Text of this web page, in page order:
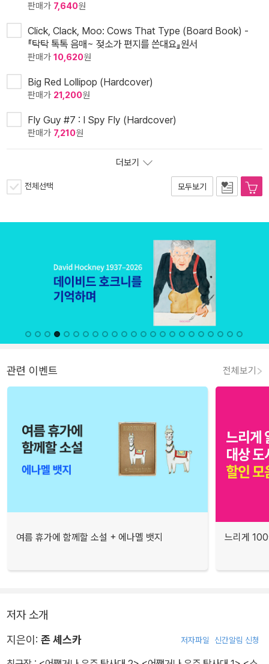
판매가 7,640원
Click, Clack, Moo: Cows That Type (Board Book) -
『탁탁 톡톡 음매~ 젖소가 편지를 쓴대요』원서
판매가 10,620원
Big Red Lollipop (Hardcover)
판매가 21,200원
Fly Guy #7 : I Spy Fly (Hardcover)
판매가 7,210원
더보기
전체선택 모두보기
관련 이벤트 전체보기
여름 휴가에 함께할 소설 + 에나멜 뱃지 느리게
저자 소개
지은이: 존 셰스카 저자파일 신간알림 신청